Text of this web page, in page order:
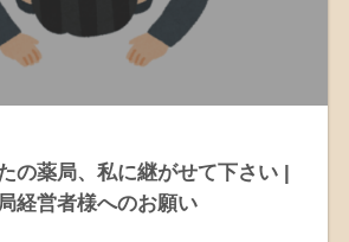
の薬局、私に継がせて下さい |
経営者様へのお願い